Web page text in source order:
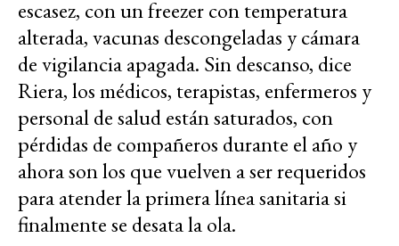
escasez, con un freezer con temperatura
alterada, vacunas descongeladas y cámara
de vigilancia apagada. Sin descanso, dice
Riera, los médicos, terapistas, enfermeros y
personal de salud están saturados, con
pérdidas de compañeros durante el año y
ahora son los que vuelven a ser requeridos
para atender la primera línea sanitaria si
finalmente se desata la ola.